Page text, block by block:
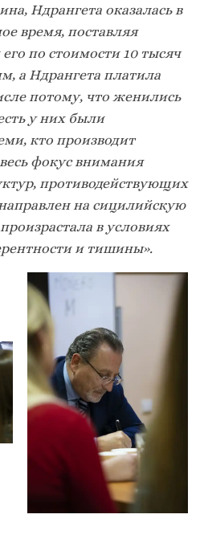
Ндрангета оказалась в
время, поставляя
по стоимости 10 тысяч
а Ндрангета платила
потому, что женились
у них были
кто производит
фокус внимания
противодействующих
на сицилийскую
в условиях
и тишины».